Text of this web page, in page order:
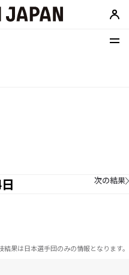
次の結果
果は日本選手団のみの情報となります。